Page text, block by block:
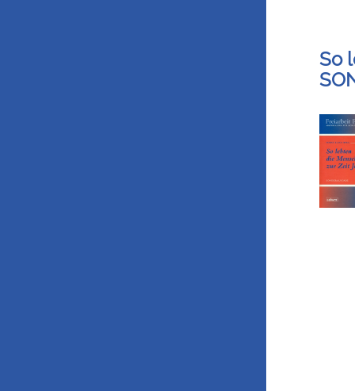
So